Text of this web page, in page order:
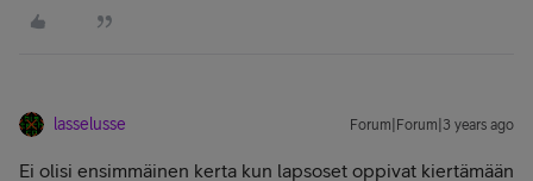
lasselusse Forum|Forum|3 years ago
Ei olisi ensimmäinen kerta kun lapsoset oppivat kiertämään